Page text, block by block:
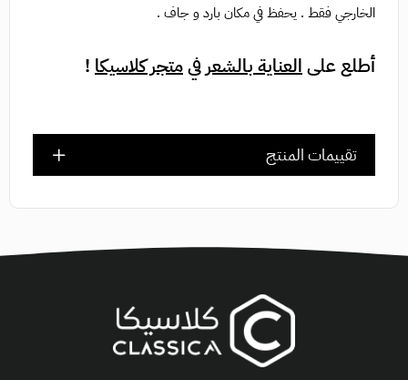
الخارجي فقط . يحفظ في مكان بارد و جاف .
أطلع علىالعناية بالشعر فيمتجر كلاسيكا !
تقييمات المنتج